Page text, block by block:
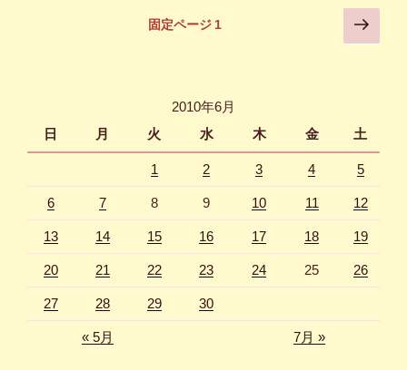
ジ
固定ページ1
次
の
2010年6月
日
月 火 水 木 金 土
1 2 3 4 5
6 7 8 9 10 11 12
13 14 15 16 17 18 19
20 21 22 23 24 25 26
27 28 29 30
« 5月 7月 »